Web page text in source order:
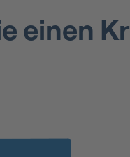
einen